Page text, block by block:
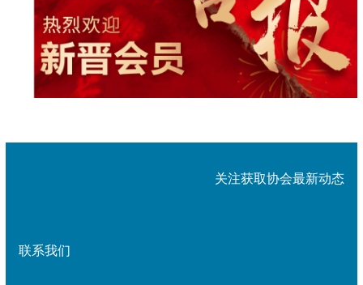
关注获取协会最新动态
联系我们